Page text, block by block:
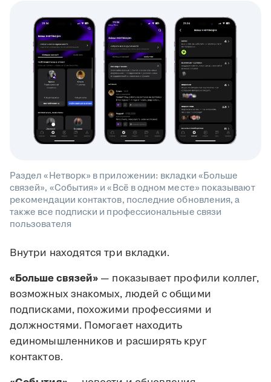
Раздел «Нетворк» в приложении: вкладки «Больше
связей», «События» и «Всё в одном месте» показывают
рекомендации контактов, последние обновления, а
также все подписки и профессиональные связи
пользователя
Внутри находятся три вкладки.
«Больше связей» — показывает профили коллег,
возможных знакомых, людей с общими
подписками, похожими профессиями и
должностями. Помогает находить
единомышленников и расширять круг
контактов.